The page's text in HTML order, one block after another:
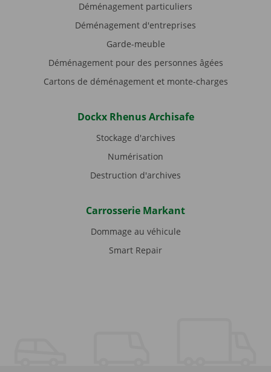
Déménagement particuliers
Déménagement d'entreprises
Garde-meuble
Déménagement pour des personnes âgées
Cartons de déménagement et monte-charges
Dockx Rhenus Archisafe
Stockage d'archives
Numérisation
Destruction d'archives
Carrosserie Markant
Dommage au véhicule
Smart Repair